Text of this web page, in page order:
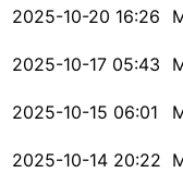
2025-10-20 16:26
2025-10-17 05:43
2025-10-15 06:01
2025-10-14 20:22